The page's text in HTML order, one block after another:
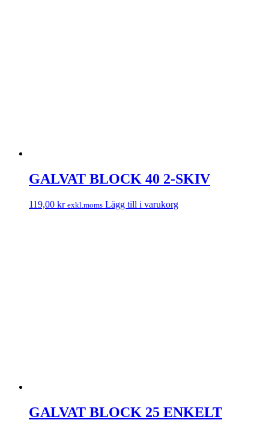
GALVAT BLOCK 40 2-SKIV
119,00 kr exkl.moms Lägg till i varukorg
GALVAT BLOCK 25 ENKELT